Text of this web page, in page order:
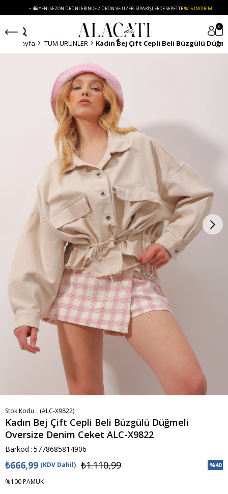
• 🛍️ YENI SEZON ÜRÜNLERINDE 2 ÜRÜN VE ÜZERI SIPARIŞLERDE SEPETTE%15 İNDIRIM
0
Anasayfa TÜM ÜRÜNLER
Stok Kodu (ALC-X9822)
Kadın Bej Çift Cepli Beli Büzgülü Düğmeli
Oversize Denim Ceket ALC-X9822
Barkod : 5778685814906
%40
₺1.110,99
₺666,99 (KDV Dahil)
%100 PAMUK